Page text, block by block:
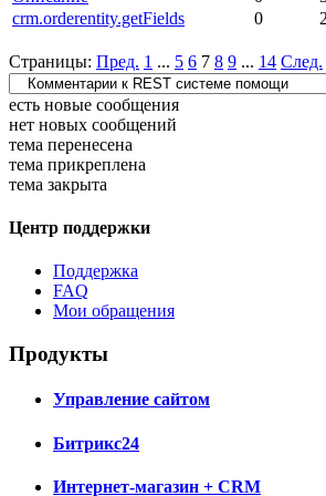
crm.orderentity.getFields
0
Страницы: Пред. 1 ... 5 6 7 8 9 ... 14 След.
есть новые сообщения
нет новых сообщений
тема перенесена
тема прикреплена
тема закрыта
Центр поддержки
Поддержка
FAQ
Мои обращения
Продукты
Управление сайтом
Битрикс24
Интернет-магазин + CRM